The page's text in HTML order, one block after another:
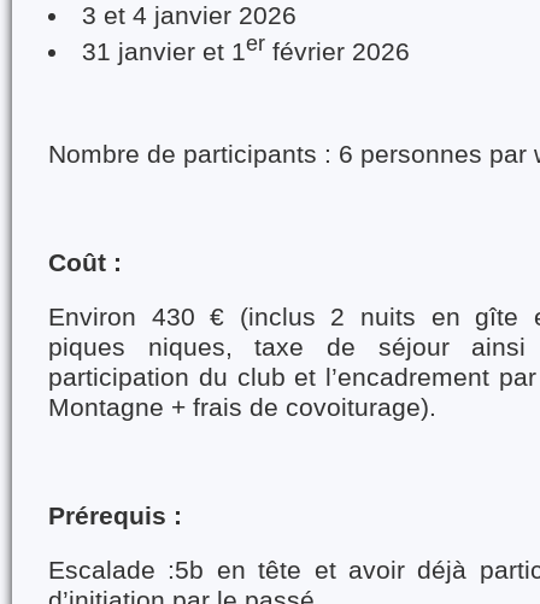
3 et 4 janvier 2026
31 janvier et 1er février 2026
Nombre de participants : 6 personnes par
Coût :
Environ 430 € (inclus 2 nuits en gîte
piques niques, taxe de séjour
participation du club et l’encadrement
Montagne + frais de covoiturage).
Prérequis :
Escalade :5b en tête et avoir déjà